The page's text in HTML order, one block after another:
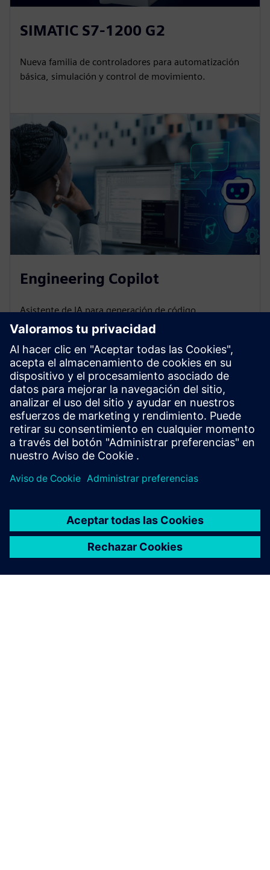
SIMATIC S7-1200 G2
Nueva familia de controladores para automatización
básica, simulación y control de movimiento.
Engineering Copilot
Asistente de IA para generación de código.
¿Tiene preguntas o quiere más información?Deje sus datos
de contacto y nos pondremos en contacto con usted lo
antes posible.